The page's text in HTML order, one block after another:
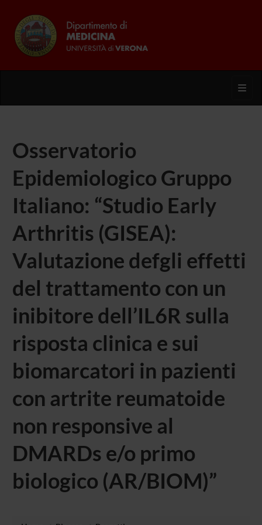
Osservatorio
Epidemiologico Gruppo
Italiano: “Studio Early
Arthritis (GISEA):
Valutazione defgli effetti
del trattamento con un
inibitore dell’IL6R sulla
risposta clinica e sui
biomarcatori in pazienti
con artrite reumatoide
non responsive al
DMARDs e/o primo
biologico (AR/BIOM)”